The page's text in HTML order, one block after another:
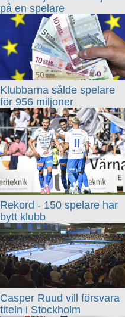
på en spelare
Klubbarna sålde spelare
för 956 miljoner
Rekord - 150 spelare har
bytt klubb
Casper Ruud vill försvara
titeln i Stockholm